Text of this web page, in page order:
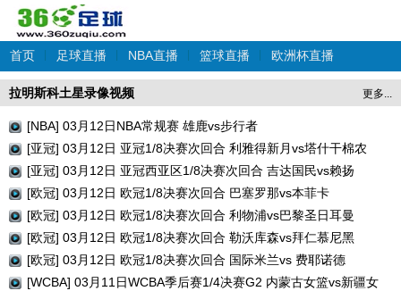
首页 足球直播 NBA直播 篮球直播 欧洲杯直播
更多...
拉明斯科土星录像视频
[NBA] 03月12日NBA常规赛 雄鹿vs步行者
[亚冠] 03月12日 亚冠1/8决赛次回合 利雅得新月vs塔什干棉农
[亚冠] 03月12日 亚冠西亚区1/8决赛次回合 吉达国民vs赖扬
[欧冠] 03月12日 欧冠1/8决赛次回合 巴塞罗那vs本菲卡
[欧冠] 03月12日 欧冠1/8决赛次回合 利物浦vs巴黎圣日耳曼
[欧冠] 03月12日 欧冠1/8决赛次回合 勒沃库森vs拜仁慕尼黑
[欧冠] 03月12日 欧冠1/8决赛次回合 国际米兰vs 费耶诺德
[WCBA] 03月11日WCBA季后赛1/4决赛G2 内蒙古女篮vs新疆女